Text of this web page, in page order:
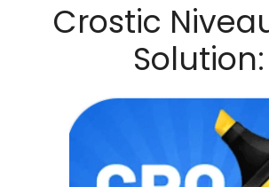
Crostic
Solution: